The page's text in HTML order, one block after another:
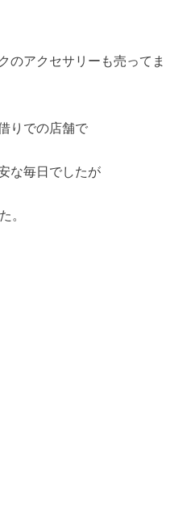
のアクセサリーも売ってま
りでの店舗で
な毎日でしたが
。